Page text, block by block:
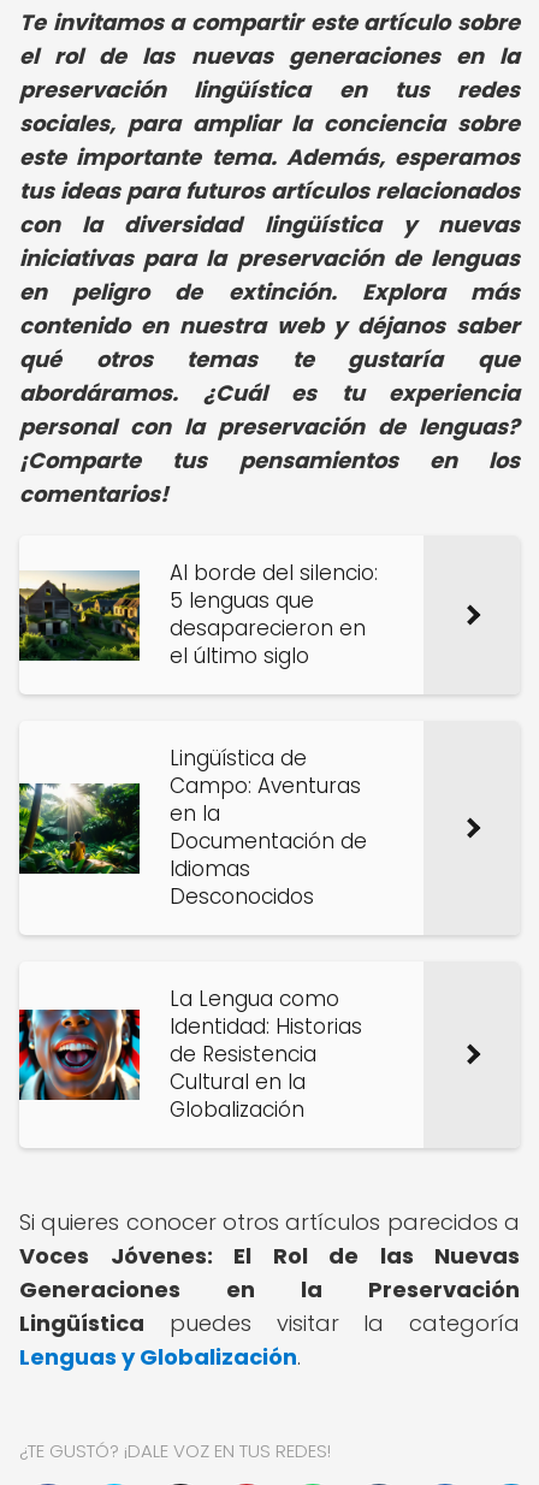
Te invitamos a compartir este artículo sobre
el rol de las nuevas generaciones en la
preservación lingüística en tus redes
sociales, para ampliar la conciencia sobre
este importante tema. Además, esperamos
tus ideas para futuros artículos relacionados
con la diversidad lingüística y nuevas
iniciativas para la preservación de lenguas
en peligro de extinción. Explora más
contenido en nuestra web y déjanos saber
qué otros temas te gustaría que
abordáramos. ¿Cuál es tu experiencia
personal con la preservación de lenguas?
¡Comparte tus pensamientos en los
comentarios!
Al borde del silencio:
5 lenguas que
desaparecieron en
el último siglo
Lingüística de
Campo: Aventuras
en la
Documentación de
Idiomas
Desconocidos
La Lengua como
Identidad: Historias
de Resistencia
Cultural en la
Globalización
Si quieres conocer otros artículos parecidos a
Voces Jóvenes: El Rol de las Nuevas
Generaciones en la Preservación
Lingüística puedes visitar la categoría
Lenguas y Globalización.
¿TE GUSTÓ? ¡DALE VOZ EN TUS REDES!